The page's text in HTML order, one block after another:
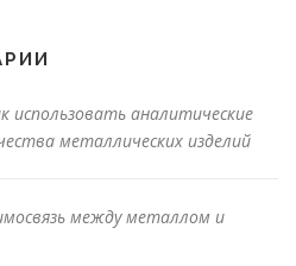
использовать аналитические
металлических изделий
между металлом и